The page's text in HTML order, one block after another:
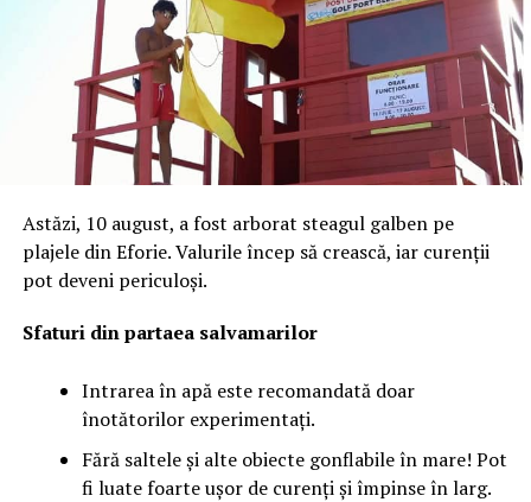
Astăzi, 10 august, a fost arborat steagul galben pe
plajele din Eforie. Valurile încep să crească, iar curenții
pot deveni periculoși.
Sfaturi din partaea salvamarilor
Intrarea în apă este recomandată doar
înotătorilor experimentați.
Fără saltele și alte obiecte gonflabile în mare! Pot
fi luate foarte ușor de curenți și împinse în larg.